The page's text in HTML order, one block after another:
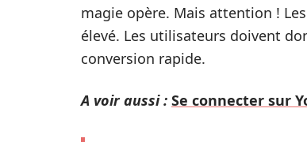
magie opère. Mais attention !
élevé. Les utilisateurs doivent
conversion rapide.
A voir aussi : Se connecter sur